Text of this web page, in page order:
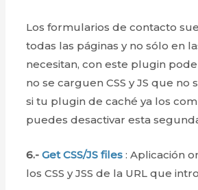
Los formularios de contacto
todas las páginas y no sólo en
necesitan, con este plugin
no se carguen CSS y JS que no
si tu plugin de caché ya los
puedes desactivar esta
6.-Get CSS/JS files : Aplicación
los CSS y JSS de la URL que